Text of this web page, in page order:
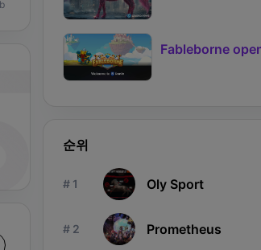
순위
# 1 Oly Sport
# 2 Prometheus